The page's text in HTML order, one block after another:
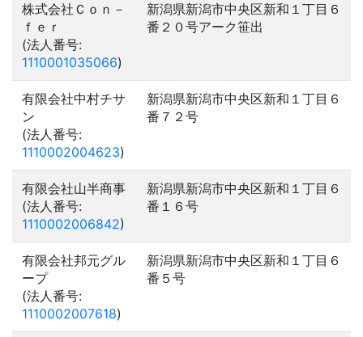
株式会社Ｃｏｎ－
ｆｅｒ
(法人番号:
1110001035066)
新潟県新潟市中央区新和１丁目６
番２０号アーク笹出
有限会社中村チサ
ン
(法人番号:
1110002004623)
新潟県新潟市中央区新和１丁目６
番７２号
有限会社山半商事
(法人番号:
1110002006842)
新潟県新潟市中央区新和１丁目６
番１６号
有限会社邦元グル
ープ
(法人番号:
1110002007618)
新潟県新潟市中央区新和１丁目６
番５号